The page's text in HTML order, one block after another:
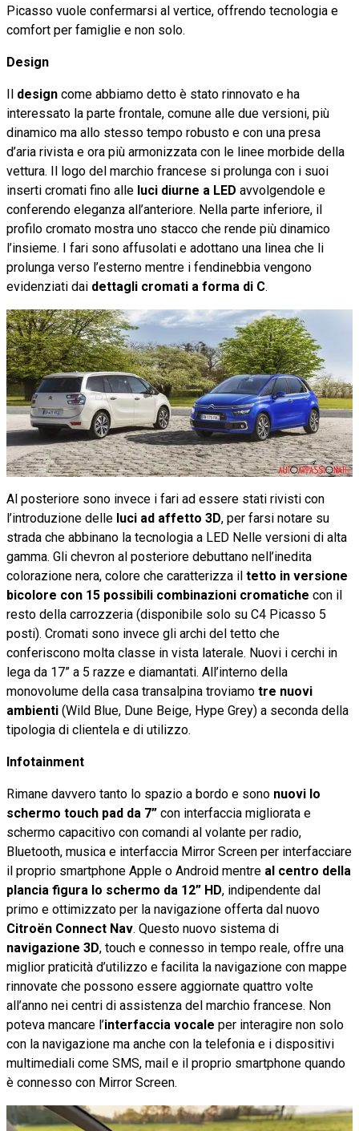
Picasso vuole confermarsi al vertice, offrendo tecnologia e
comfort per famiglie e non solo.
Design
Il design come abbiamo detto è stato rinnovato e ha
interessato la parte frontale, comune alle due versioni, più
dinamico ma allo stesso tempo robusto e con una presa
d’aria rivista e ora più armonizzata con le linee morbide della
vettura. Il logo del marchio francese si prolunga con i suoi
inserti cromati fino alle luci diurne a LED avvolgendole e
conferendo eleganza all’anteriore. Nella parte inferiore, il
profilo cromato mostra uno stacco che rende più dinamico
l’insieme. I fari sono affusolati e adottano una linea che li
prolunga verso l’esterno mentre i fendinebbia vengono
evidenziati dai dettagli cromati a forma di C.
Al posteriore sono invece i fari ad essere stati rivisti con
l’introduzione delle luci ad affetto 3D, per farsi notare su
strada che abbinano la tecnologia a LED Nelle versioni di alta
gamma. Gli chevron al posteriore debuttano nell’inedita
colorazione nera, colore che caratterizza il tetto in versione
bicolore con 15 possibili combinazioni cromatiche con il
resto della carrozzeria (disponibile solo su C4 Picasso 5
posti). Cromati sono invece gli archi del tetto che
conferiscono molta classe in vista laterale. Nuovi i cerchi in
lega da 17” a 5 razze e diamantati. All’interno della
monovolume della casa transalpina troviamo tre nuovi
ambienti (Wild Blue, Dune Beige, Hype Grey) a seconda della
tipologia di clientela e di utilizzo.
Infotainment
Rimane davvero tanto lo spazio a bordo e sono nuovi lo
schermo touch pad da 7” con interfaccia migliorata e
schermo capacitivo con comandi al volante per radio,
Bluetooth, musica e interfaccia Mirror Screen per interfacciare
il proprio smartphone Apple o Android mentre al centro della
plancia figura lo schermo da 12” HD, indipendente dal
primo e ottimizzato per la navigazione offerta dal nuovo
Citroën Connect Nav. Questo nuovo sistema di
navigazione 3D, touch e connesso in tempo reale, offre una
miglior praticità d’utilizzo e facilita la navigazione con mappe
rinnovate che possono essere aggiornate quattro volte
all’anno nei centri di assistenza del marchio francese. Non
poteva mancare l’interfaccia vocale per interagire non solo
con la navigazione ma anche con la telefonia e i dispositivi
multimediali come SMS, mail e il proprio smartphone quando
è connesso con Mirror Screen.